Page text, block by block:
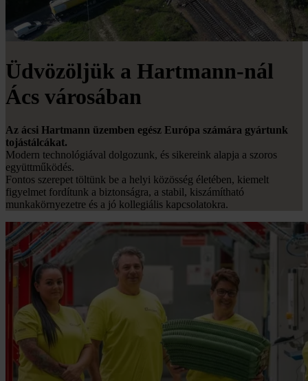
Üdvözöljük a Hartmann-nál
Ács városában
Az ácsi Hartmann üzemben egész Európa számára gyártunk
tojástálcákat.
Modern technológiával dolgozunk, és sikereink alapja a szoros
együttműködés.
Fontos szerepet töltünk be a helyi közösség életében, kiemelt
figyelmet fordítunk a biztonságra, a stabil, kiszámítható
munkakörnyezetre és a jó kollegiális kapcsolatokra.